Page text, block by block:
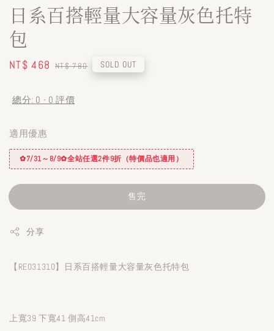
日系百搭輕量大容量灰色托特
包
Sale
NT$ 468 Regular
NT$ 780 SOLD OUT
總分: 0 - 0 評價
適用優惠
✿7/31～8/9✿全站任選2件9折（特價品也適用）
售完
分享
【RE031310】日系百搭輕量大容量灰色托特包
上寬39 下寬41 側高41cm